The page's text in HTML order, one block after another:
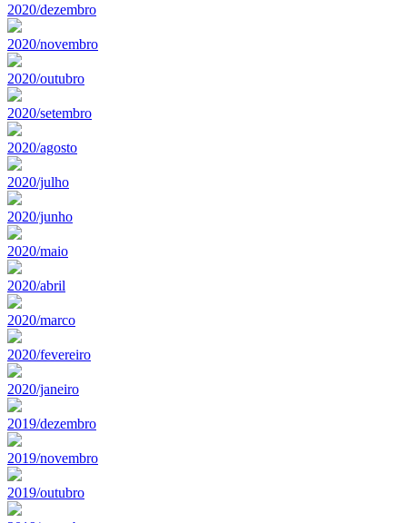
2020/dezembro
2020/novembro
2020/outubro
2020/setembro
2020/agosto
2020/julho
2020/junho
2020/maio
2020/abril
2020/marco
2020/fevereiro
2020/janeiro
2019/dezembro
2019/novembro
2019/outubro